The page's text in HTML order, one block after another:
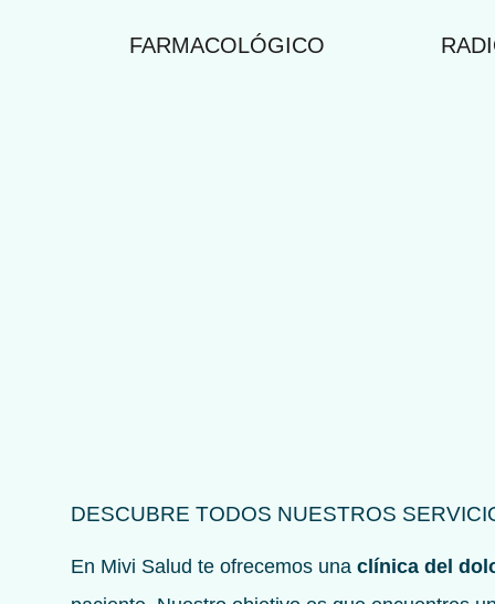
FARMACOLÓGICO
DESCUBRE TODOS NUESTROS
En Mivi Salud te ofrecemos una clínica del